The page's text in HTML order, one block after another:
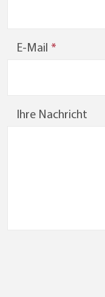
E-Mail
Ihre Nachricht